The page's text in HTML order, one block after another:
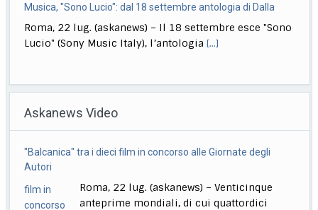
Musica, "Sono Lucio": dal 18 settembre antologia di Dalla
Roma, 22 lug. (askanews) – Il 18 settembre esce "Sono
Lucio" (Sony Music Italy), l’antologia[...]
all’attacco in Parlamento
Roma, 22 lug. (askanews) – Opposizioni all’attacco in
Parlamento per la decisione della Giunta delle[...]
Calcio, sorteggiato calendario di B, la prima giornata
Roma, 22 lug. (askanews) – La Serie B 2026/27
prenderà il via il 22 agosto[...]
Askanews Video
"Balcanica" tra i dieci film in concorso alle Giornate degli
Autori
Roma, 22 lug. (askanews) – Venticinque
anteprime mondiali, di cui quattordici